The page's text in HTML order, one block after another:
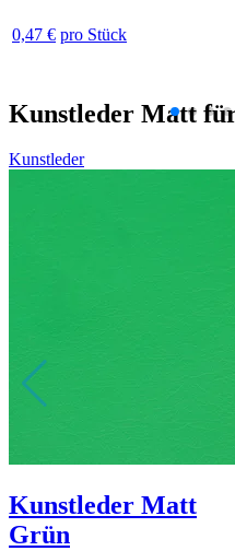
0,47 € pro Stück
Kunstleder Matt
Kunstleder
Kunstleder Matt
Grün